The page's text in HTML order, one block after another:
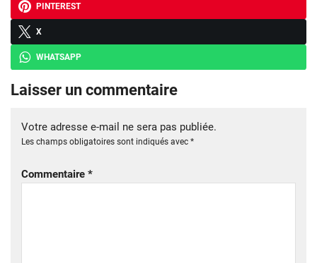
PINTEREST
X
WHATSAPP
Laisser un commentaire
Votre adresse e-mail ne sera pas publiée.
Les champs obligatoires sont indiqués avec *
Commentaire *